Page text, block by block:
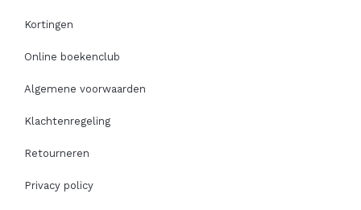
Kortingen
Online boekenclub
Algemene voorwaarden
Klachtenregeling
Retourneren
Privacy policy